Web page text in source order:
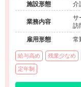
施設形態
介
宅
業務内容
サ
訪
雇用形態
常
給与高め 残業少なめ
定年制